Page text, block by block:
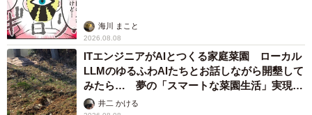
海川 まこと
2026.08.08
ITエンジニアがAIとつくる家庭菜園 ローカル
LLMのゆるふわAIたちとお話しながら開墾して
みたら… 夢の「スマートな菜園生活」実現な
るか井二 かける